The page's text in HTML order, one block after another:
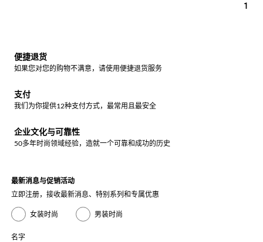
1
便捷退货
如果您对您的购物不满意，请使用便捷退货服务
支付
我们为你提供12种支付方式，最常用且最安全
企业文化与可靠性
50多年时尚领域经验，造就一个可靠和成功的历史
最新消息与促销活动
立即注册，接收最新消息、特别系列和专属优惠
女装时尚 男装时尚
名字